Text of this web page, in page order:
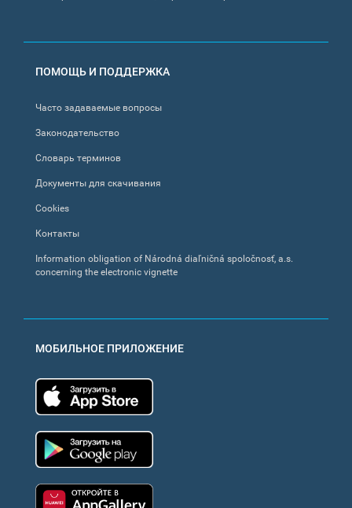
ПОМОЩЬ И ПОДДЕРЖКА
Часто задаваемые вопросы
Законодательство
Словарь терминов
Документы для скачивания
Cookies
Контакты
Information obligation of Národná diaľničná spoločnosť, a.s.
concerning the electronic vignette
МОБИЛЬНОЕ ПРИЛОЖЕНИЕ